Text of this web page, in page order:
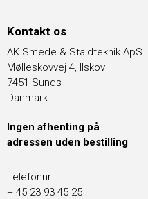
Kontakt os
AK Smede & Staldteknik ApS
Mølleskovvej 4, Ilskov
7451 Sunds
Danmark
Ingen afhenting på
adressen uden bestilling
Telefonnr.
+ 45 23 93 45 25